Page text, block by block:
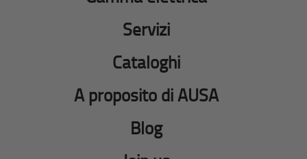
Servizi
Cataloghi
A proposito di AUSA
Blog